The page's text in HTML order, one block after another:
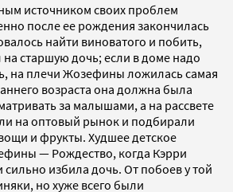
источником своих проблем
после ее рождения закончилась
найти виноватого и побить,
на старшую дочь; если в доме надо
на плечи Жозефины ложилась самая
возраста она должна была
за малышами, а на рассвете
на оптовый рынок и подбирали
и фрукты. Худшее детское
— Рождество, когда Кэрри
избила дочь. От побоев у той
но хуже всего были